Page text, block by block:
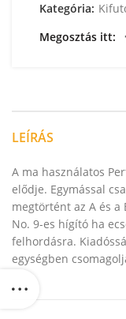
Kategória:
Megosztás itt
LEÍRÁS
A ma használatos
elődje. Egymással
megtörtént az A és a
No. 9-es hígító ha
felhordásra.
egységben